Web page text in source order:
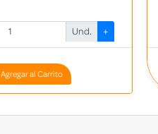
Und. +
Agregar al Carrito